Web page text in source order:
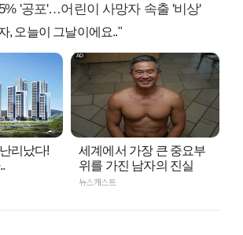
'공포'…어린이 사망자 속출 '비상'
, 오늘이 그날이에요.."
리났다!
세계에서 가장 큰 중요부
위를 가진 남자의 진실
뉴스캐스트